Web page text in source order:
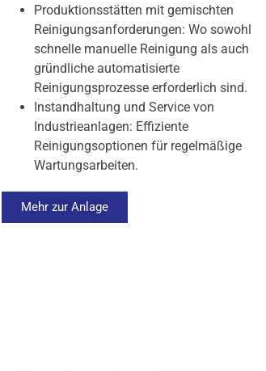
Produktionsstätten mit gemischten
Reinigungsanforderungen: Wo sowohl
schnelle manuelle Reinigung als auch
gründliche automatisierte
Reinigungsprozesse erforderlich sind.
Instandhaltung und Service von
Industrieanlagen: Effiziente
Reinigungsoptionen für regelmäßige
Wartungsarbeiten.
Mehr zur Anlage